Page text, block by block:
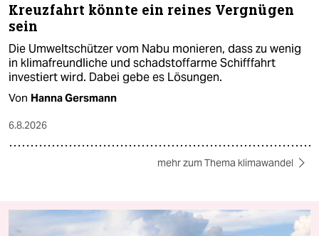
Kreuzfahrt könnte ein reines Vergnügen
sein
Die Umweltschützer vom Nabu monieren, dass zu wenig
in klimafreundliche und schadstoffarme Schifffahrt
investiert wird. Dabei gebe es Lösungen.
Von Hanna Gersmann
6.8.2026
mehr zum Thema klimawandel